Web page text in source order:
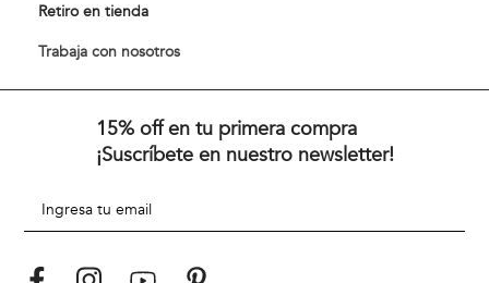
Retiro en tienda
Trabaja con nosotros
15% off en tu primera compra
¡Suscríbete en nuestro newsletter!